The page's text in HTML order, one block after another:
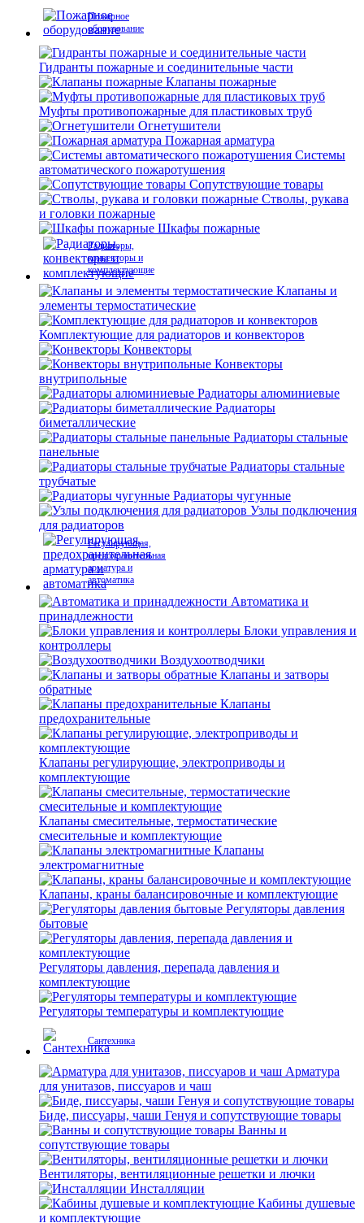
Пожарное
оборудование
Гидранты пожарные и соединительные части
Клапаны пожарные
Муфты противопожарные для пластиковых труб
Огнетушители
Пожарная арматура
Системы
автоматического пожаротушения
Сопутствующие товары
Стволы, рукава
и головки пожарные
Шкафы пожарные
Радиаторы,
конвекторы и
комплектующие
Клапаны и
элементы термостатические
Комплектующие для радиаторов и конвекторов
Конвекторы
Конвекторы
внутрипольные
Радиаторы алюминиевые
Радиаторы
биметаллические
Радиаторы стальные
панельные
Радиаторы стальные
трубчатые
Радиаторы чугунные
Узлы подключения
для радиаторов
Регулирующая,
предохранительная
арматура и
автоматика
Автоматика и
принадлежности
Блоки управления и
контроллеры
Воздухоотводчики
Клапаны и затворы
обратные
Клапаны
предохранительные
Клапаны регулирующие, электроприводы и
комплектующие
Клапаны смесительные, термостатические
смесительные и комплектующие
Клапаны
электромагнитные
Клапаны, краны балансировочные и комплектующие
Регуляторы давления
бытовые
Регуляторы давления, перепада давления и
комплектующие
Регуляторы температуры и комплектующие
Сантехника
Арматура
для унитазов, писсуаров и чаш
Биде, писсуары, чаши Генуя и сопутствующие товары
Ванны и
сопутствующие товары
Вентиляторы, вентиляционные решетки и лючки
Инсталляции
Кабины душевые
и комплектующие